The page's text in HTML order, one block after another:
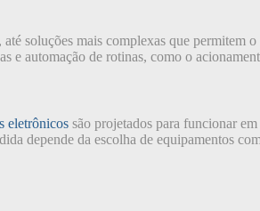
soluções mais complexas que permitem
e automação de rotinas, como o
eletrônicos são projetados para funcionar
depende da escolha de equipamentos